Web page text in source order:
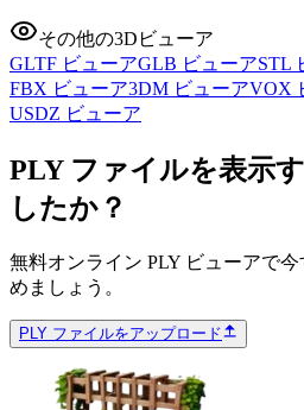
その他の3Dビューア
GLTF ビューアGLB ビューアSTL
FBX ビューア3DM ビューアVOX
USDZ ビューア
PLY ファイルを表示
したか？
無料オンライン PLY ビューアで
めましょう。
PLY ファイルをアップロード